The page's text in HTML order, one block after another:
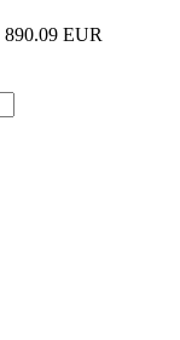
890.09 EUR